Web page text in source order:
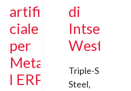
artifi
ciale
per
Meta
l ERP
di
Intsel
West
Triple-S
Steel,